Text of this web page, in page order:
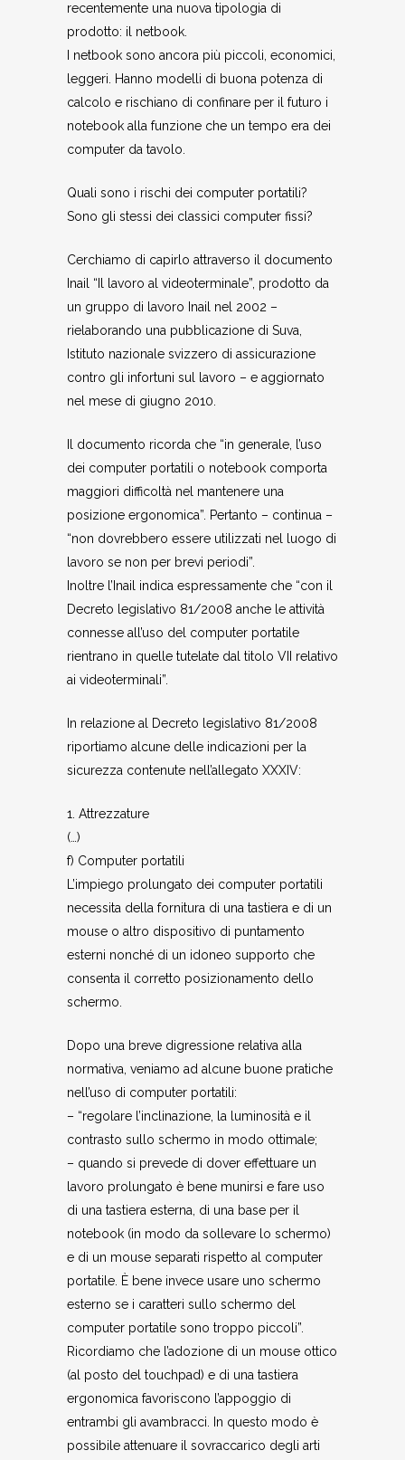
recentemente una nuova tipologia di
prodotto: il netbook.
I netbook sono ancora più piccoli, economici,
leggeri. Hanno modelli di buona potenza di
calcolo e rischiano di confinare per il futuro i
notebook alla funzione che un tempo era dei
computer da tavolo.
Quali sono i rischi dei computer portatili?
Sono gli stessi dei classici computer fissi?
Cerchiamo di capirlo attraverso il documento
Inail “Il lavoro al videoterminale”, prodotto da
un gruppo di lavoro Inail nel 2002 –
rielaborando una pubblicazione di Suva,
Istituto nazionale svizzero di assicurazione
contro gli infortuni sul lavoro – e aggiornato
nel mese di giugno 2010.
Il documento ricorda che “in generale, l’uso
dei computer portatili o notebook comporta
maggiori difficoltà nel mantenere una
posizione ergonomica”. Pertanto – continua –
“non dovrebbero essere utilizzati nel luogo di
lavoro se non per brevi periodi”.
Inoltre l’Inail indica espressamente che “con il
Decreto legislativo 81/2008 anche le attività
connesse all’uso del computer portatile
rientrano in quelle tutelate dal titolo VII relativo
ai videoterminali”.
In relazione al Decreto legislativo 81/2008
riportiamo alcune delle indicazioni per la
sicurezza contenute nell’allegato XXXIV:
1. Attrezzature
(…)
f) Computer portatili
L’impiego prolungato dei computer portatili
necessita della fornitura di una tastiera e di un
mouse o altro dispositivo di puntamento
esterni nonché di un idoneo supporto che
consenta il corretto posizionamento dello
schermo.
Dopo una breve digressione relativa alla
normativa, veniamo ad alcune buone pratiche
nell’uso di computer portatili:
– “regolare l’inclinazione, la luminosità e il
contrasto sullo schermo in modo ottimale;
– quando si prevede di dover effettuare un
lavoro prolungato è bene munirsi e fare uso
di una tastiera esterna, di una base per il
notebook (in modo da sollevare lo schermo)
e di un mouse separati rispetto al computer
portatile. È bene invece usare uno schermo
esterno se i caratteri sullo schermo del
computer portatile sono troppo piccoli”.
Ricordiamo che l’adozione di un mouse ottico
(al posto del touchpad) e di una tastiera
ergonomica favoriscono l’appoggio di
entrambi gli avambracci. In questo modo è
possibile attenuare il sovraccarico degli arti